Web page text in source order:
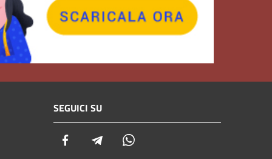
SEGUICI SU
Facebook Telegram